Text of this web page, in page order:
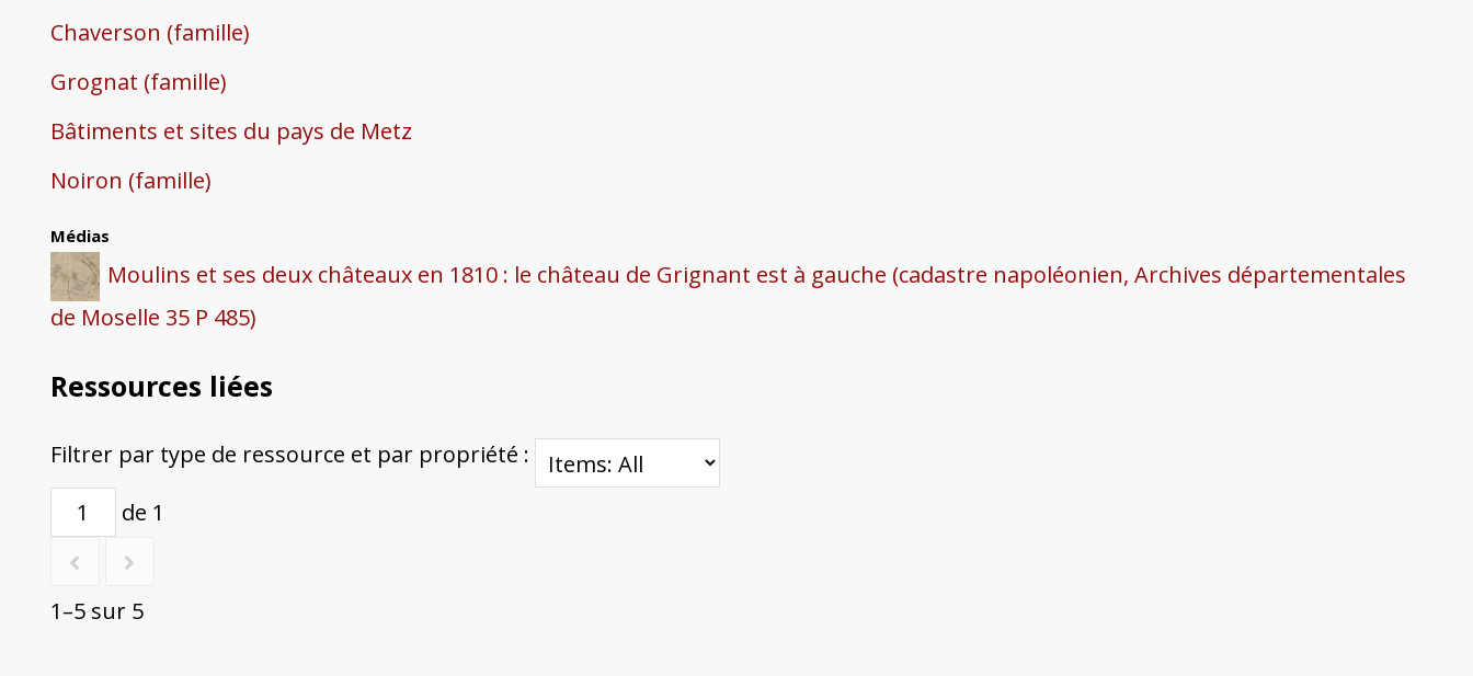
Chaverson (famille)
Grognat (famille)
Bâtiments et sites du pays de Metz
Noiron (famille)
Médias
Moulins et ses deux châteaux en 1810 : le château de Grignant est à gauche (cadastre napoléonien, Archives départementales
de Moselle 35 P 485)
Ressources liées
Filtrer par type de ressource et par propriété :
de 1
1–5 sur 5